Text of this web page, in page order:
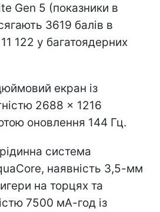
Gen 5 (показники в
3619 балів в
122 у багатоядерних
екран із
2688 × 1216
оновлення 144 Гц.
система
наявність 3,5-мм
на торцях та
7500 мА-год із